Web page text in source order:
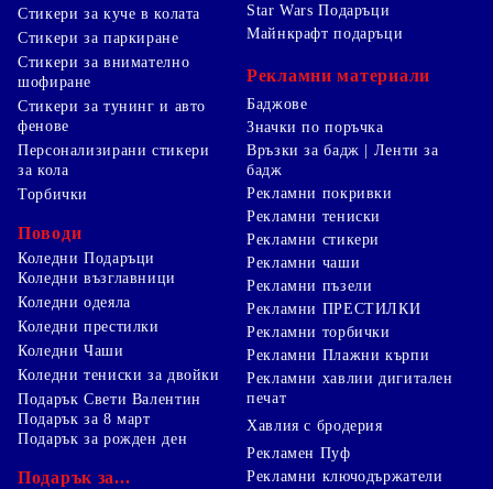
Стикери за куче в колата
Стикери за паркиране
Стикери за внимателно
шофиране
Стикери за тунинг и авто
фенове
Персонализирани стикери
за кола
Торбички
Поводи
Коледни Подаръци
Коледни възглавници
Коледни одеяла
Коледни престилки
Коледни Чаши
Коледни тениски за двойки
Подарък Свети Валентин
Подарък за 8 март
Подарък за рожден ден
Подарък за...
Star Wars Подаръци
Майнкрафт подаръци
Рекламни материали
Баджове
Значки по поръчка
Връзки за бадж | Ленти за
бадж
Рекламни покривки
Рекламни тениски
Рекламни стикери
Рекламни чаши
Рекламни пъзели
Рекламни ПРЕСТИЛКИ
Рекламни торбички
Рекламни Плажни кърпи
Рекламни хавлии дигитален
печат
Хавлия с бродерия
Рекламен Пуф
Рекламни ключодържатели